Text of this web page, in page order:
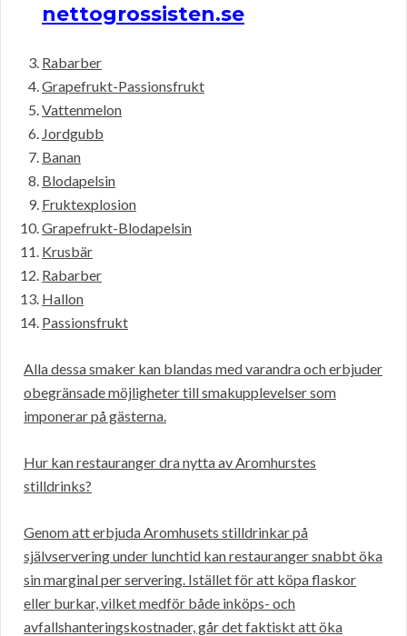
nettogrossisten.se
Rabarber
Grapefrukt-Passionsfrukt
Vattenmelon
Jordgubb
Banan
Blodapelsin
Fruktexplosion
Grapefrukt-Blodapelsin
Krusbär
Rabarber
Hallon
Passionsfrukt
Alla dessa smaker kan blandas med varandra och erbjuder
obegränsade möjligheter till smakupplevelser som
imponerar på gästerna.
Hur kan restauranger dra nytta av Aromhurstes
stilldrinks?
Genom att erbjuda Aromhusets stilldrinkar på
självservering under lunchtid kan restauranger snabbt öka
sin marginal per servering. Istället för att köpa flaskor
eller burkar, vilket medför både inköps- och
avfallshanteringskostnader, går det faktiskt att öka